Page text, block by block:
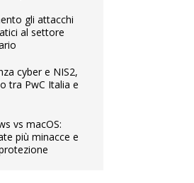
gli attacchi
al settore
cyber e NIS2,
tra PwC Italia e
vs macOS:
più minacce e